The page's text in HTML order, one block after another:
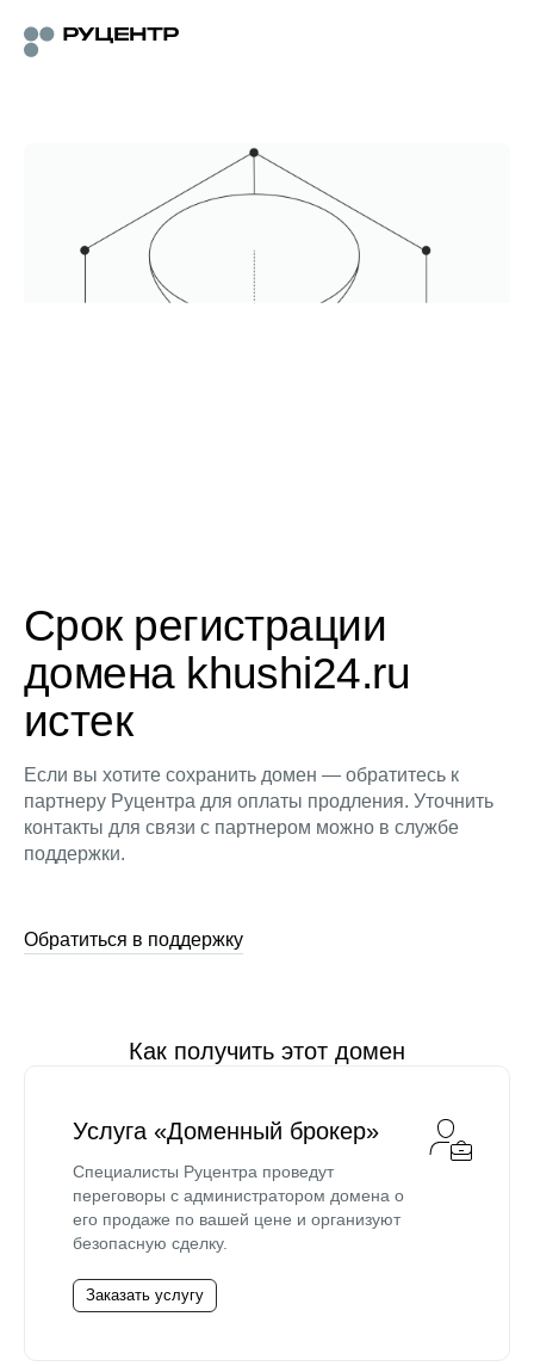
Срок регистрации
домена khushi24.ru
истек
Если вы хотите сохранить домен — обратитесь к
партнеру Руцентра для оплаты продления. Уточнить
контакты для связи с партнером можно в службе
поддержки.
Обратиться в поддержку
Как получить этот домен
Услуга «Доменный брокер»
Специалисты Руцентра проведут
переговоры с администратором домена о
его продаже по вашей цене и организуют
безопасную сделку.
Заказать услугу